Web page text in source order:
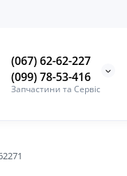
(067) 62-62-227
(099) 78-53-416
Запчастини та Сервіс